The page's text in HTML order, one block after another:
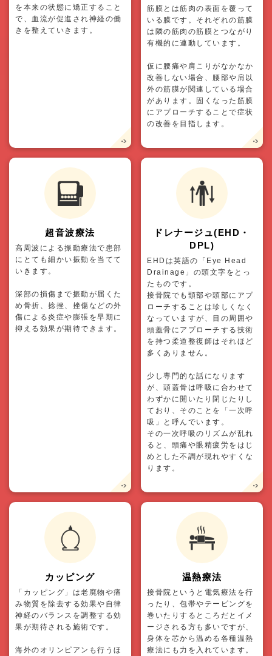
を本来の状態に矯正すること
で、血流が促進され神経の働
きを整えていきます。
筋膜とは筋肉の表面を覆って
いる膜です。それぞれの筋膜
は隣の筋肉の筋膜とつながり
有機的に連動しています。
仮に腰痛や肩こりがなかなか
改善しない場合、腰部や肩以
外の筋膜が関連している場合
があります。固くなった筋膜
にアプローチすることで症状
の改善を目指します。
超音波療法
高周波による振動療法で患部
にとても細かい振動を当てて
いきます。
深部の損傷まで振動が届くた
め骨折、捻挫、挫傷などの外
傷による炎症や膨張を早期に
抑える効果が期待できます。
ドレナージュ(EHD・
DPL)
EHDは英語の「Eye Head
Drainage」の頭文字をとっ
たものです。
接骨院でも頸部や頭部にアプ
ローチすることは珍しくなく
なっていますが、目の周囲や
頭蓋骨にアプローチする技術
を持つ柔道整復師はそれほど
多くありません。
少し専門的な話になります
が、頭蓋骨は呼吸に合わせて
わずかに開いたり閉じたりし
ており、そのことを「一次呼
吸」と呼んでいます。
その一次呼吸のリズムが乱れ
ると、頭痛や眼精疲労をはじ
めとした不調が現れやすくな
ります。
カッピング
「カッピング」は老廃物や痛
み物質を除去する効果や自律
神経のバランスを調整する効
果が期待される施術です。
海外のオリンピアンも行うほ
温熱療法
接骨院というと電気療法を行
ったり、包帯やテーピングを
巻いたりするところだとイメ
ージされる方も多いですが、
身体を芯から温める各種温熱
療法にも力を入れています。